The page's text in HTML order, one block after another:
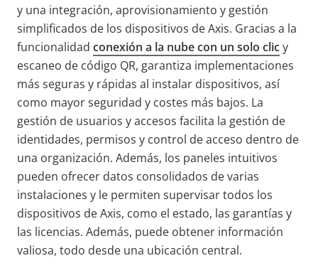
y una integración, aprovisionamiento y gestión
simplificados de los dispositivos de Axis. Gracias a la
funcionalidad conexión a la nube con un solo clicy
escaneo de código QR, garantiza implementaciones
más seguras y rápidas al instalar dispositivos, así
como mayor seguridad y costes más bajos. La
gestión de usuarios y accesos facilita la gestión de
identidades, permisos y control de acceso dentro de
una organización. Además, los paneles intuitivos
pueden ofrecer datos consolidados de varias
instalaciones y le permiten supervisar todos los
dispositivos de Axis, como el estado, las garantías y
las licencias. Además, puede obtener información
valiosa, todo desde una ubicación central.